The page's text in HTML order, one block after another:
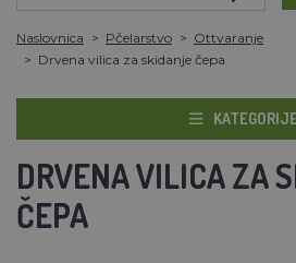
Naslovnica Pčelarstvo
Ottvaranje
Drvena vilica za skidanje čepa
DRVENA VILICA ZA
ČEPA